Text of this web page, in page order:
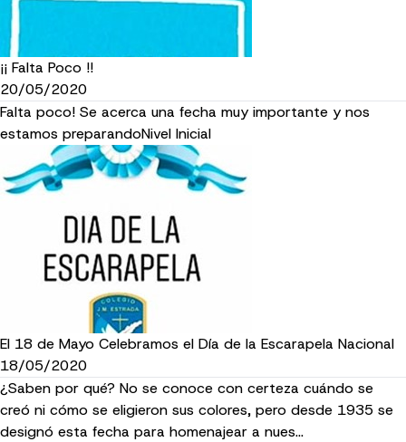
¡¡ Falta Poco !!
20/05/2020
Falta poco! Se acerca una fecha muy importante y nos
estamos preparandoNivel Inicial
El 18 de Mayo Celebramos el Día de la Escarapela Nacional
18/05/2020
¿Saben por qué? No se conoce con certeza cuándo se
creó ni cómo se eligieron sus colores, pero desde 1935 se
designó esta fecha para homenajear a nues…